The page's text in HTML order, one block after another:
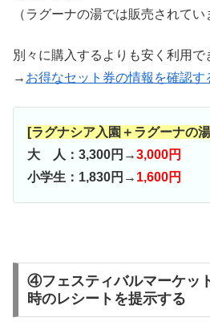
（ラグーナの湯では販売されてい
別々に購入するよりも安く利用で
→ お得なセット券の情報を確認す
[ラグナシア入園＋ラグーナの
大 人：3,300円→3,000円
小学生：1,830円→ 1,600円
④フェスティバルマーケッ
時のレシートを提示する